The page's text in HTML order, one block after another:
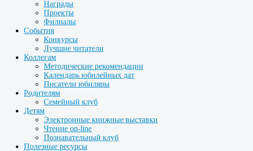
Награды
Проекты
Филиалы
События
Конкурсы
Лучшие читатели
Коллегам
Методические рекомендации
Календарь юбилейных дат
Писатели юбиляры
Родителям
Семейный клуб
Детям
Электронные книжные выставки
Чтение on-line
Познавательный клуб
Полезные ресурсы